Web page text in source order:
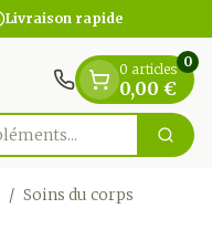
Livraison rapide
0 articles
0,00 €
0
/ Soins du corps